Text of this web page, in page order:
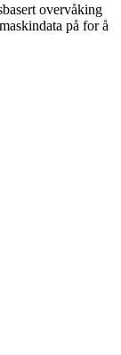
overvåking
på for å